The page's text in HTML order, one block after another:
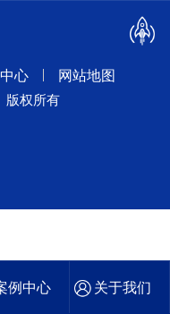
心 网站地图
版权所有
例中心 关于我们